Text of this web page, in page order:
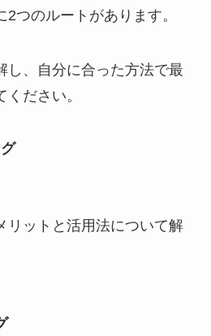
つのルートがあります。
し、自分に合った方法で最
ださい。
リットと活用法について解